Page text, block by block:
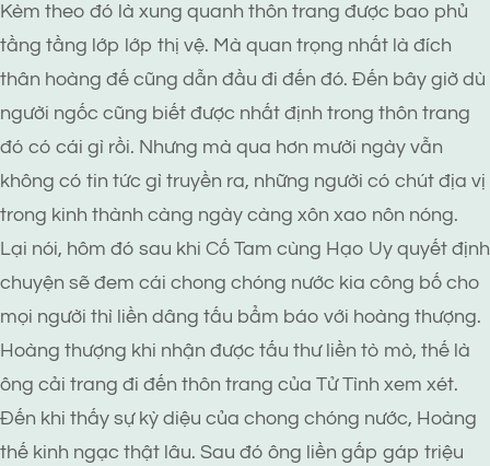
Kèm theo đó là xung quanh thôn trang được bao phủ
tầng tầng lớp lớp thị vệ. Mà quan trọng nhất là đích
thân hoàng đế cũng dẫn đầu đi đến đó. Đến bây giờ dù
người ngốc cũng biết được nhất định trong thôn trang
đó có cái gì rồi. Nhưng mà qua hơn mười ngày vẫn
không có tin tức gì truyền ra, những người có chút địa vị
trong kinh thành càng ngày càng xôn xao nôn nóng.
Lại nói, hôm đó sau khi Cố Tam cùng Hạo Uy quyết định
chuyện sẽ đem cái chong chóng nước kia công bố cho
mọi người thì liền dâng tấu bẩm báo với hoàng thượng.
Hoàng thượng khi nhận được tấu thư liền tò mò, thế là
ông cải trang đi đến thôn trang của Tử Tình xem xét.
Đến khi thấy sự kỳ diệu của chong chóng nước, Hoàng
thế kinh ngạc thật lâu. Sau đó ông liền gấp gáp triệu